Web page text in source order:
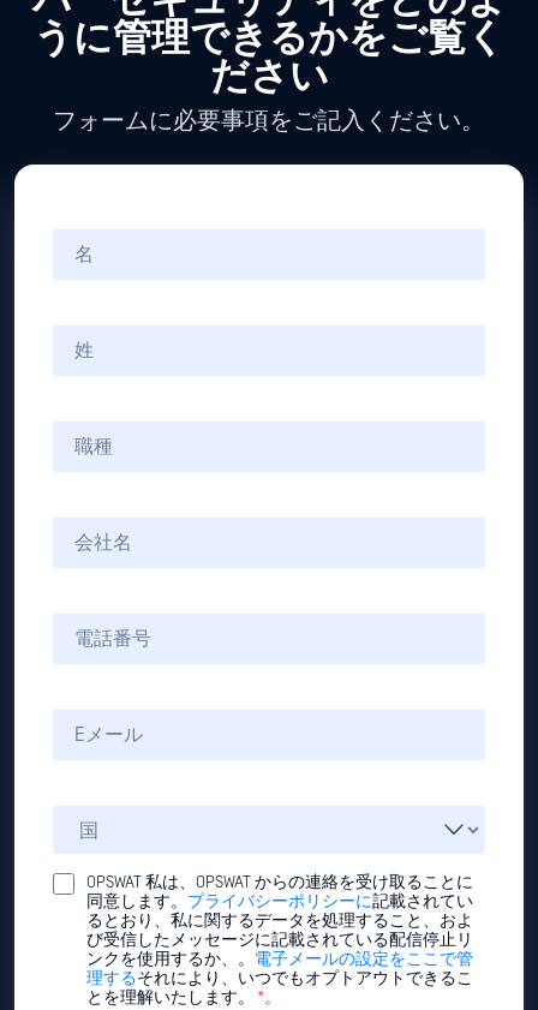
うに管理できるかをご覧く
ださい
フォームに必要事項をご記入ください。
OPSWAT 私は、OPSWAT からの連絡を受け取ることに
同意します。 プライバシーポリシーに記載されてい
るとおり、私に関するデータを処理すること、およ
び受信したメッセージに記載されている配信停止リ
ンクを使用するか、。 電子メールの設定をここで管
理するそれにより、いつでもオプトアウトできるこ
とを理解いたします。
*。